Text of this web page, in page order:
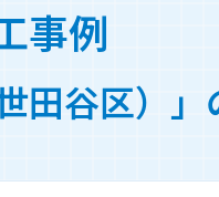
事例
田谷区）